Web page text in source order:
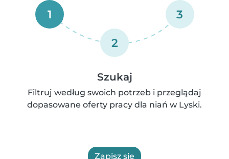
1
2
3
Szukaj
Filtruj według swoich potrzeb i przeglądaj
dopasowane oferty pracy dla niań w Lyski.
Zapisz się